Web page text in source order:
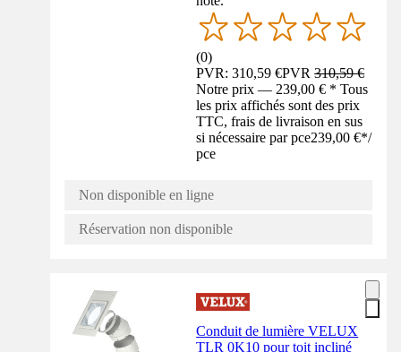
(0)
PVR: 310,59 €PVR310,59 €
Notre prix — 239,00 € * Tous
les prix affichés sont des prix
TTC, frais de livraison en sus
si nécessaire par pce239,00 €*/
pce
Non disponible en ligne
Réservation non disponible
Conduit de lumière VELUX
TLR 0K10 pour toit incliné